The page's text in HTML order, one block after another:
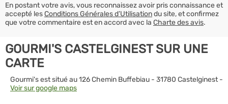
En postant votre avis, vous reconnaissez avoir pris connaissance et
accepté lesConditions Générales d’Utilisationdu site, et confirmez
que votre commentaire est en accord avec la Charte des avis.
GOURMI'S CASTELGINEST SUR UNE
CARTE
Gourmi's est situé au 126 Chemin Buffebiau - 31780 Castelginest -
Voir sur google maps